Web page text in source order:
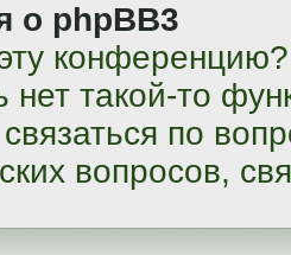
о phpBB3
конференцию?
нет такой-то
по
вопросов,